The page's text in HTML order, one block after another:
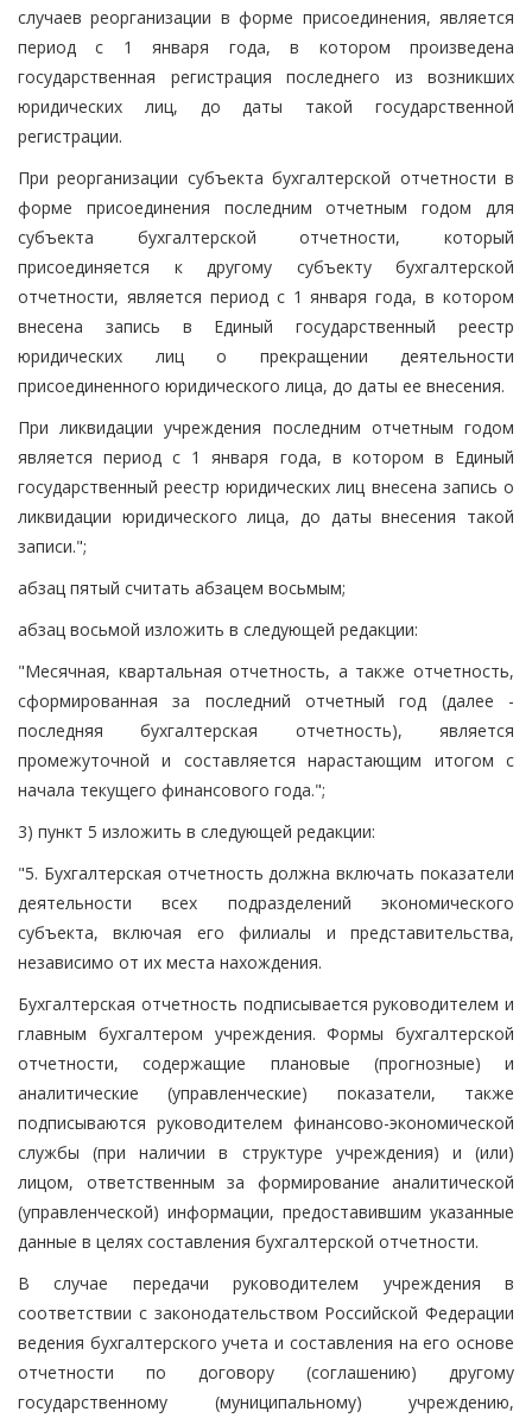
случаев реорганизации в форме присоединения, является
период с 1 января года, в котором произведена
государственная регистрация последнего из возникших
юридических лиц, до даты такой государственной
регистрации.
При реорганизации субъекта бухгалтерской отчетности в
форме присоединения последним отчетным годом для
субъекта бухгалтерской отчетности, который
присоединяется к другому субъекту бухгалтерской
отчетности, является период с 1 января года, в котором
внесена запись в Единый государственный реестр
юридических лиц о прекращении деятельности
присоединенного юридического лица, до даты ее внесения.
При ликвидации учреждения последним отчетным годом
является период с 1 января года, в котором в Единый
государственный реестр юридических лиц внесена запись о
ликвидации юридического лица, до даты внесения такой
записи.";
абзац пятый считать абзацем восьмым;
абзац восьмой изложить в следующей редакции:
"Месячная, квартальная отчетность, а также отчетность,
сформированная за последний отчетный год (далее -
последняя бухгалтерская отчетность), является
промежуточной и составляется нарастающим итогом с
начала текущего финансового года.";
3) пункт 5 изложить в следующей редакции:
"5. Бухгалтерская отчетность должна включать показатели
деятельности всех подразделений экономического
субъекта, включая его филиалы и представительства,
независимо от их места нахождения.
Бухгалтерская отчетность подписывается руководителем и
главным бухгалтером учреждения. Формы бухгалтерской
отчетности, содержащие плановые (прогнозные) и
аналитические (управленческие) показатели, также
подписываются руководителем финансово-экономической
службы (при наличии в структуре учреждения) и (или)
лицом, ответственным за формирование аналитической
(управленческой) информации, предоставившим указанные
данные в целях составления бухгалтерской отчетности.
В случае передачи руководителем учреждения в
соответствии с законодательством Российской Федерации
ведения бухгалтерского учета и составления на его основе
отчетности по договору (соглашению) другому
государственному (муниципальному) учреждению,